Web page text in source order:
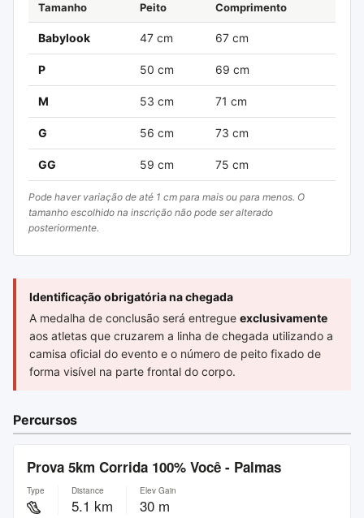
Tamanho Peito Comprimento
Babylook 47 cm 67 cm
P 50 cm 69 cm
M 53 cm 71 cm
G 56 cm 73 cm
GG 59 cm 75 cm
Pode haver variação de até 1 cm para mais ou para menos. O
tamanho escolhido na inscrição não pode ser alterado
posteriormente.
Identificação obrigatória na chegada
A medalha de conclusão será entregue exclusivamente
aos atletas que cruzarem a linha de chegada utilizando a
camisa oficial do evento e o número de peito fixado de
forma visível na parte frontal do corpo.
Percursos